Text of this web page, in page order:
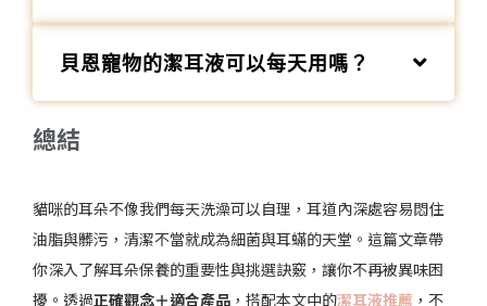
貝恩寵物的潔耳液可以每天用嗎？
總結
貓咪的耳朵不像我們每天洗澡可以自理，耳道內深處容易悶住
油脂與髒污，清潔不當就成為細菌與耳蟎的天堂。這篇文章帶
你深入了解耳朵保養的重要性與挑選訣竅，讓你不再被異味困
擾。透過正確觀念＋適合產品 ，搭配本文中的潔耳液推薦 ，不